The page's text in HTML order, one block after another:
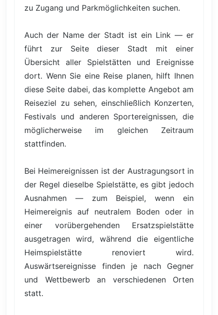
zu Zugang und Parkmöglichkeiten suchen.
Auch der Name der Stadt ist ein Link — er
führt zur Seite dieser Stadt mit einer
Übersicht aller Spielstätten und Ereignisse
dort. Wenn Sie eine Reise planen, hilft Ihnen
diese Seite dabei, das komplette Angebot am
Reiseziel zu sehen, einschließlich Konzerten,
Festivals und anderen Sportereignissen, die
möglicherweise im gleichen Zeitraum
stattfinden.
Bei Heimereignissen ist der Austragungsort in
der Regel dieselbe Spielstätte, es gibt jedoch
Ausnahmen — zum Beispiel, wenn ein
Heimereignis auf neutralem Boden oder in
einer vorübergehenden Ersatzspielstätte
ausgetragen wird, während die eigentliche
Heimspielstätte renoviert wird.
Auswärtsereignisse finden je nach Gegner
und Wettbewerb an verschiedenen Orten
statt.